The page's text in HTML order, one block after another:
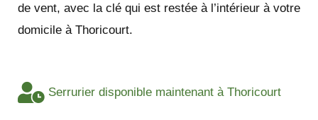
de vent, avec la clé qui est restée à l’intérieur à votre
domicile à Thoricourt.
Serrurier disponible maintenant à Thoricourt